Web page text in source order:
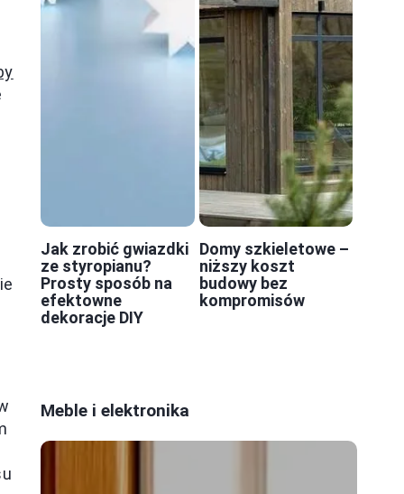
Jak zrobić gwiazdki
ze styropianu?
Prosty sposób na
efektowne
dekoracje DIY
Domy szkieletowe –
niższy koszt
budowy bez
kompromisów
Meble i elektronika